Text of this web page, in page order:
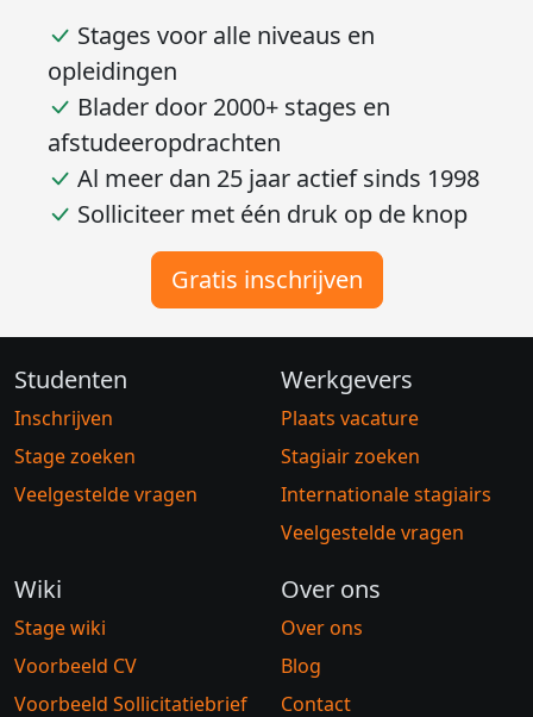
Stages voor alle niveaus en
opleidingen
Blader door 2000+ stages en
afstudeeropdrachten
Al meer dan 25 jaar actief sinds 1998
Solliciteer met één druk op de knop
Gratis inschrijven
Studenten
Inschrijven
Stage zoeken
Veelgestelde vragen
Werkgevers
Plaats vacature
Stagiair zoeken
Internationale stagiairs
Veelgestelde vragen
Wiki
Stage wiki
Voorbeeld CV
Voorbeeld Sollicitatiebrief
Over ons
Over ons
Blog
Contact